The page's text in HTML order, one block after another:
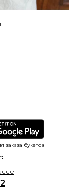
заказа букетов